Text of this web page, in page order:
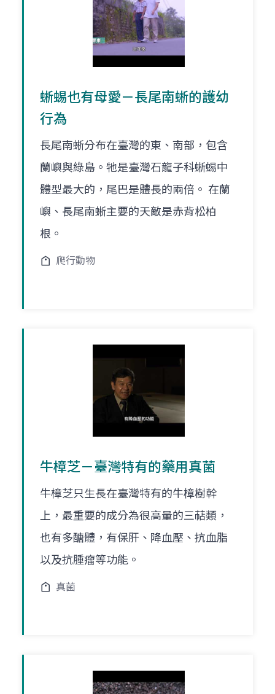
蜥蜴也有母愛－長尾南蜥的護幼
行為
長尾南蜥分布在臺灣的東、南部，包含
蘭嶼與綠島。牠是臺灣石龍子科蜥蜴中
體型最大的，尾巴是體長的兩倍。 在蘭
嶼、長尾南蜥主要的天敵是赤背松柏
根。
爬行動物
牛樟芝－臺灣特有的藥用真菌
牛樟芝只生長在臺灣特有的牛樟樹幹
上，最重要的成分為很高量的三萜類，
也有多醣體，有保肝、降血壓、抗血脂
以及抗腫瘤等功能。
真菌